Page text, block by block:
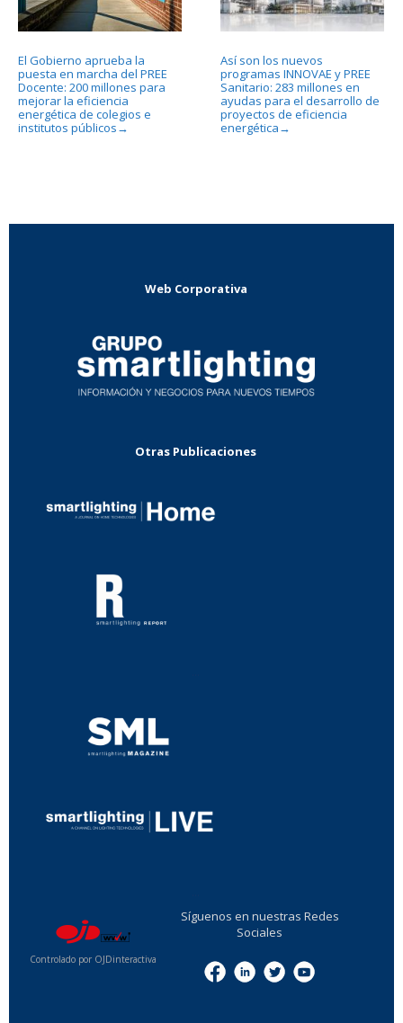
El Gobierno aprueba la
puesta en marcha del PREE
Docente: 200 millones para
mejorar la eficiencia
energética de colegios e
institutos públicos →
Así son los nuevos
programas INNOVAE y PREE
Sanitario: 283 millones en
ayudas para el desarrollo de
proyectos de eficiencia
energética →
Web Corporativa
Otras Publicaciones
Controlado por OJDinteractiva
Síguenos en nuestras Redes
Sociales